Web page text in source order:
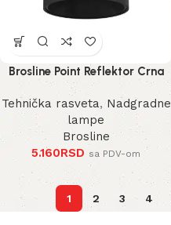
Brosline Point Reflektor Crna
80 mm 115 mm
Tehnička rasveta,Nadgradne
lampe
Brosline
5.160RSD sa PDV-om
1 2 3 4